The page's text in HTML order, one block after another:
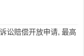
讼赔偿开放申请, 最高